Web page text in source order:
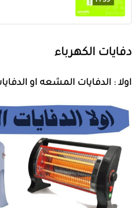
دفايات الكهرباء
اولا : الدفايات المشعه او